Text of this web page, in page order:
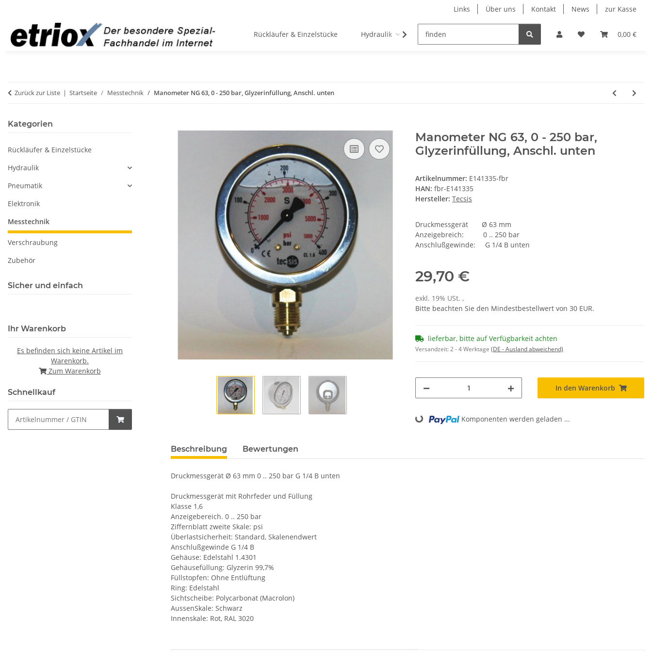
Links Über uns Kontakt News zur Kasse
0,00 €
Rückläufer & Einzelstücke Hydraulik Pneumatik Messtechnik
Zurück zur Liste Startseite Messtechnik Manometer NG 63, 0 - 250 bar, Glyzerinfüllung, Anschl. unten
Manometer NG 63, 0 - 250 bar,
Glyzerinfüllung, Anschl. unten
Artikelnummer: E141335-fbr
HAN: fbr-E141335
Hersteller: Tecsis
Druckmessgerät Ø 63 mm
Anzeigebreich: 0 .. 250 bar
Anschlußgewinde: G 1/4 B unten
29,70 €
exkl. 19% USt. ,
Bitte beachten Sie den Mindestbestellwert von 30 EUR.
lieferbar, bitte auf Verfügbarkeit achten
Versandzeit:2 - 4 Werktage (DE - Ausland abweichend)
In den Warenkorb
Loading... Komponenten werden geladen ...
Beschreibung Bewertungen
Druckmessgerät Ø 63 mm 0 .. 250 bar G 1/4 B unten
Druckmessgerät mit Rohrfeder und Füllung
Klasse 1,6
Anzeigebereich. 0 .. 250 bar
Ziffernblatt zweite Skale: psi
Überlastsicherheit: Standard, Skalenendwert
Anschlußgewinde G 1/4 B
Gehäuse: Edelstahl 1.4301
Gehäusefüllung: Glyzerin 99,7%
Füllstopfen: Ohne Entlüftung
Ring: Edelstahl
Sichtscheibe: Polycarbonat (Macrolon)
AussenSkale: Schwarz
Innenskale: Rot, RAL 3020
Kategorien
Rückläufer & Einzelstücke
Hydraulik
Pneumatik
Elektronik
Messtechnik
Verschraubung
Zubehör
Sicher und einfach
Ihr Warenkorb
Es befinden sich keine Artikel im
Warenkorb.
Zum Warenkorb
Schnellkauf